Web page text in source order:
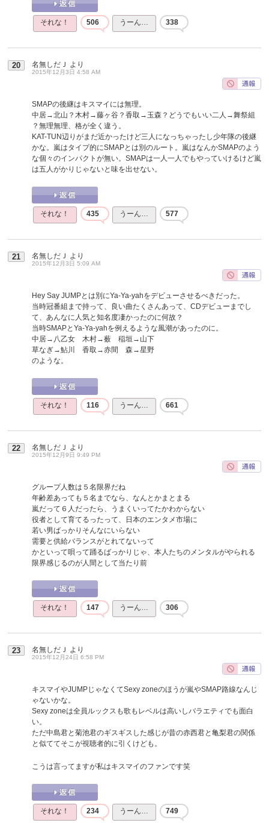
それな！ 506 うーん… 338
20 名無しだＪ より
2015年12月3日 4:58 AM
SMAPの後継はキスマイには無理。
中居→北山？木村→藤ヶ谷？香取→玉森？どうでもいい二人→舞祭組
？無理無理、格が全く違う。
KAT-TUN辺りがまだ近かったけど三人になっちゃったし少年隊の後継
かな。嵐はタイプ的にSMAPとは別のルート。嵐はなんかSMAPのよう
な個々のインパクトが無い。SMAPは一人一人でもやっていけるけど嵐
は五人がかりじゃないと味を出せない。
それな！ 435 うーん… 577
21 名無しだＪ より
2015年12月3日 5:09 AM
Hey Say JUMPとは別にYa-Ya-yahをデビューさせるべきだった。
当時冠番組まで持って、良い曲たくさんあって、CDデビューまでし
て、あんなに人気と知名度凄かったのに何故？
当時SMAPとYa-Ya-yahを例えるような風潮があったのに。
中居→八乙女 木村→薮 稲垣→山下
草なぎ→鮎川 香取→赤間 森→星野
のような。
それな！ 116 うーん… 661
22 名無しだＪ より
2015年12月9日 9:49 PM
グループ人数は５名限界だね
年齢差あっても５名までなら、なんとかまとまる
嵐だって６人だったら、うまくいってたかわからない
役者として育てるったって、日本のエンタメ市場に
若い男ばっかりそんなにいらない
需要と供給バランスがとれてないって
かといって唄って踊るばっかりじゃ、本人たちのメンタルがやられる
限界感じるのが人間として当たり前
それな！ 147 うーん… 306
23 名無しだＪ より
2015年12月24日 6:58 PM
キスマイやJUMPじゃなくてSexy zoneのほうが嵐やSMAP路線なんじ
ゃないかな。
Sexy zoneは全員ルックスも歌もレベルは高いしバラエティでも面白
い。
ただ中島君と菊池君のギスギスした感じが昔の赤西君と亀梨君の関係
と似ててそこが視聴者的に引くけども。
こうは言ってますが私はキスマイのファンです笑
それな！ 234 うーん… 749